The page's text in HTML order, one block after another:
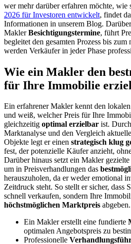
wer mehr darüber erfahren möchte, wie
2026 für Investoren entwickelt, findet
Informationen in unserem Blog.
MaklerBesichtigungstermine, führt
begleitet den gesamten Prozess bis
werden Verkäufer in jeder Phase
Wie ein Makler den
für Ihre Immobilie
Ein erfahrener Makler kennt den
und weiß, welcher Preis für Ihre
gleichzeitig optimal erzielbar ist.
Marktanalyse und den Vergleich
Objekte legt er einen strategisch klug
fest, der potenzielle Käufer anzieht,
Darüber hinaus setzt ein Makler
um in Preisverhandlungen das
herauszuholen, da er weder emotional
Zeitdruck steht. So stellt er sicher, dass
schnell verkaufen, sondern Ihre
höchstmöglichen Marktpreis abgeben.
Ein Makler erstellt eine fundierte
optimalen Angebotspreis zu
Professionelle